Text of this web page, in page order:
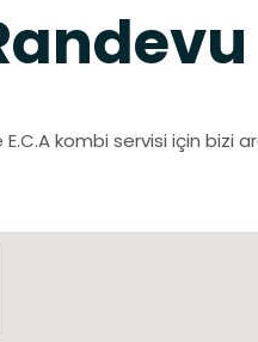
kombi servisi için bizi